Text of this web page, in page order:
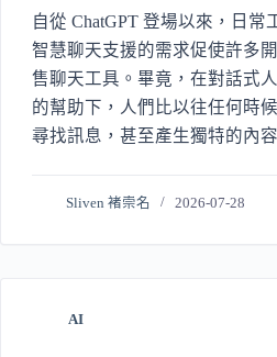
自從 ChatGPT 登場以來，日常
智慧聊天支援的需求促使許多
售聊天工具。畢竟，在對話式
的幫助下，人們比以往任何時
尋找訊息，甚至產生獨特的內容
Sliven 褚崇名 2026-07-28
AI